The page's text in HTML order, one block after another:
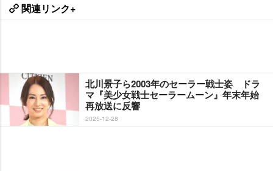
関連リンク+
北川景子ら2003年のセーラー戦士姿 ドラ
マ『美少女戦士セーラームーン』年末年始
再放送に反響
2025-12-28